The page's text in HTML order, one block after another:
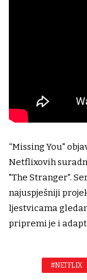
“Missing You"
Netflixovih
"The Stranger".
najuspješniji
ljestvicama
pripremi je i
#NETFLIX